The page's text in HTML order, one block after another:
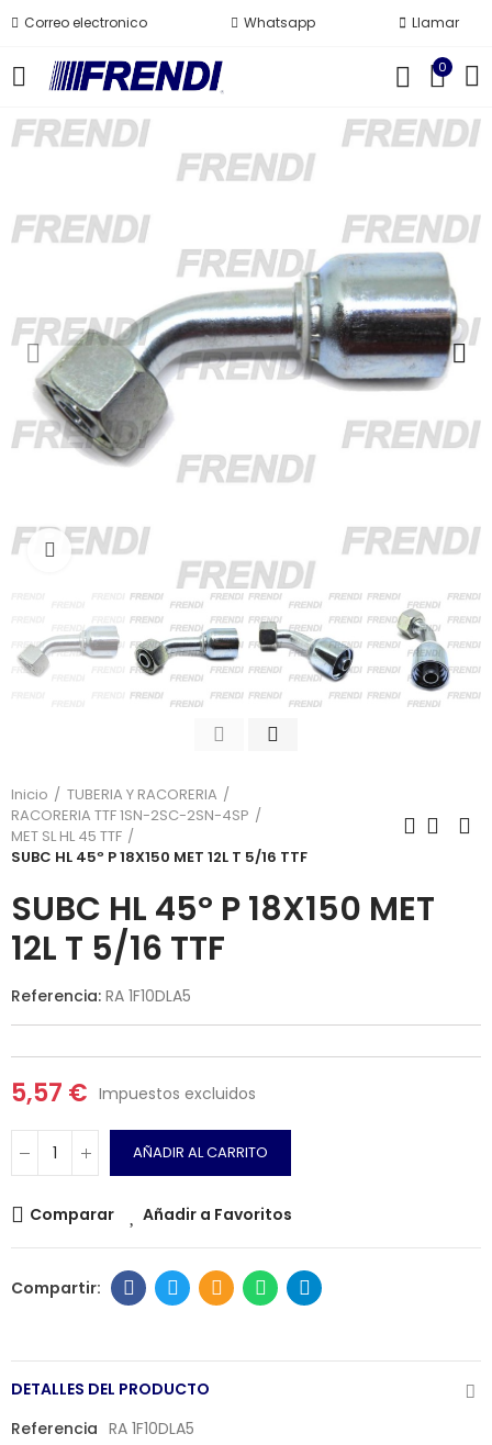
Correo electronico Whatsapp Llamar
0
Click para agrandar
Inicio
TUBERIA Y RACORERIA
RACORERIA TTF 1SN-2SC-2SN-4SP
MET SL HL 45 TTF
SUBC HL 45º P 18X150 MET 12L T 5/16 TTF
SUBC HL 45º P 18X150 MET
12L T 5/16 TTF
Referencia: RA 1F10DLA5
5,57 € Impuestos excluidos
AÑADIR AL CARRITO
Comparar Añadir a Favoritos
DETALLES DEL PRODUCTO
Referencia RA 1F10DLA5